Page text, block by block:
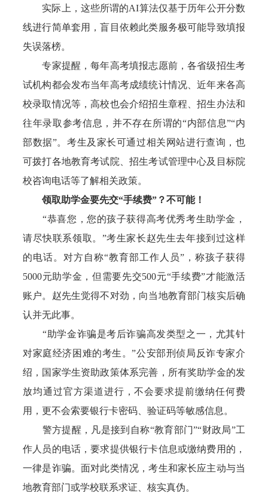
实际上，这些所谓的AI算法仅基于历年公开分数
线进行简单套用，盲目依赖此类服务极可能导致填报
失误落榜。
专家提醒，每年高考填报志愿前，各省级招生考
试机构都会发布当年高考成绩统计情况、近年来各高
校录取情况等，高校也会介绍招生章程、招生办法和
往年录取参考信息，并不存在所谓的“内部信息”“内
部数据”。考生及家长可通过相关网站进行查询，也
可拨打各地教育考试院、招生考试管理中心及目标院
校咨询电话等了解相关政策。
领取助学金要先交“手续费”？不可能！
“恭喜您，您的孩子获得高考优秀考生助学金，
请尽快联系领取。”考生家长赵先生去年接到过这样
的电话。对方自称“教育部工作人员”，称孩子获得
5000元助学金，但需要先交500元“手续费”才能激活
账户。赵先生觉得不对劲，向当地教育部门核实后确
认并无此事。
“助学金诈骗是考后诈骗高发类型之一，尤其针
对家庭经济困难的考生。”公安部刑侦局反诈专家介
绍，国家学生资助政策体系完善，所有奖助学金的发
放均通过官方渠道进行，不会要求提前缴纳任何费
用，更不会索要银行卡密码、验证码等敏感信息。
警方提醒，凡是接到自称“教育部门”“财政局”工
作人员的电话，要求提供银行卡信息或缴纳费用的，
一律是诈骗。面对此类情况，考生和家长应主动与当
地教育部门或学校联系求证、核实真伪。